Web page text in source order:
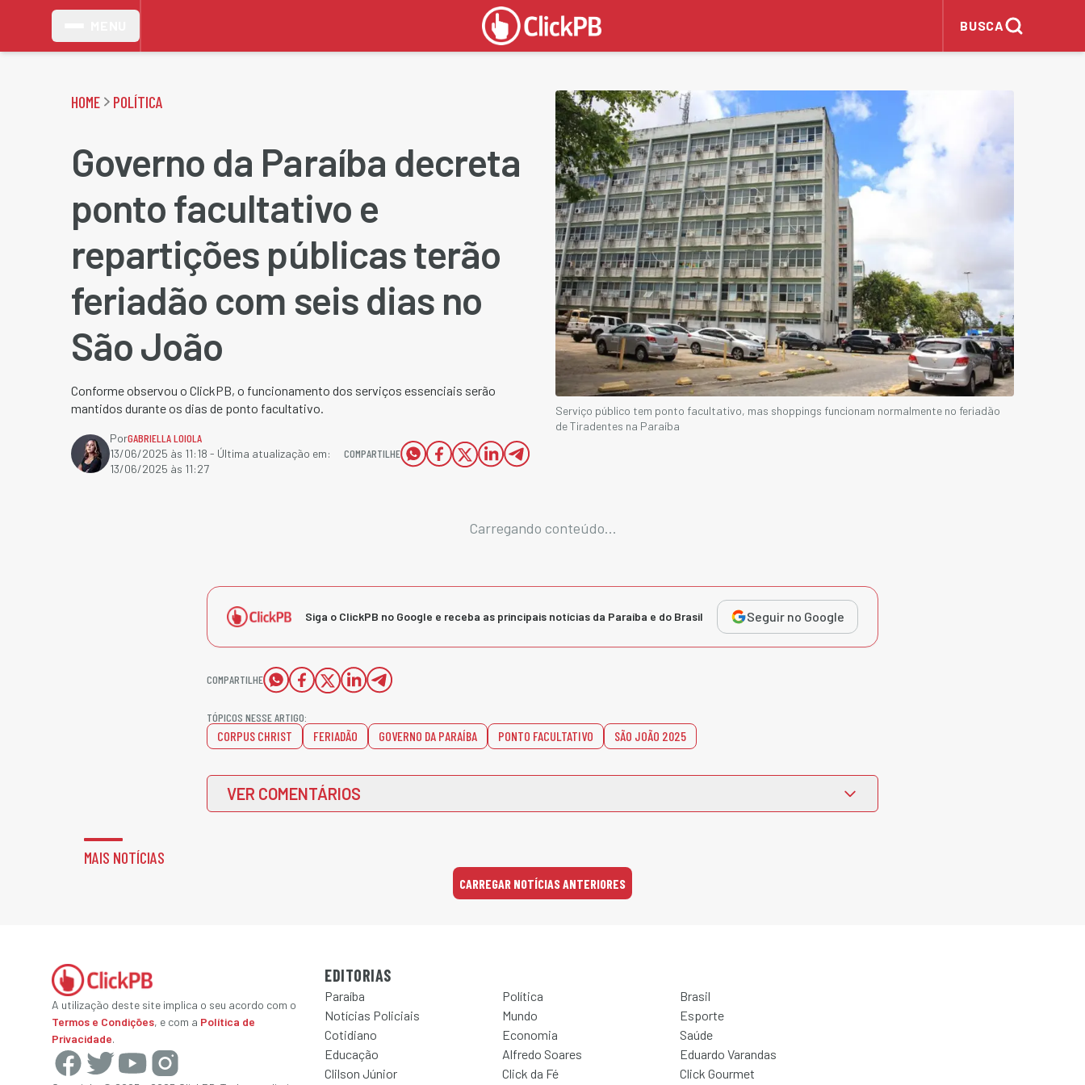
BUSCA
HOME POLÍTICA
Governo da Paraíba decreta
ponto facultativo e
repartições públicas terão
feriadão com seis dias no
São João
Conforme observou o ClickPB, o funcionamento dos serviços essenciais serão
mantidos durante os dias de ponto facultativo.
PorGABRIELLA LOIOLA
13/06/2025 às 11:18 - Última atualização em:
13/06/2025 às 11:27
COMPARTILHE
Serviço público tem ponto facultativo, mas shoppings funcionam normalmente no feriadão
de Tiradentes na Paraíba
Carregando conteúdo...
Siga o ClickPB no Google e receba as principais notícias da Paraíba e do Brasil Seguir no Google
COMPARTILHE
TÓPICOS NESSE ARTIGO:
CORPUS CHRIST FERIADÃO GOVERNO DA PARAÍBA PONTO FACULTATIVO SÃO JOÃO 2025
VER COMENTÁRIOS
MAIS NOTÍCIAS
CARREGAR NOTÍCIAS ANTERIORES
A utilização deste site implica o seu acordo com o
Termos e Condições, e com a Política de
Privacidade.
EDITORIAS
Paraíba Política
Brasil
Notícias Policiais
Mundo
Esporte
Cotidiano
Economia
Saúde
Educação
Alfredo Soares
Eduardo Varandas
Clilson Júnior
Click da Fé Click Gourmet